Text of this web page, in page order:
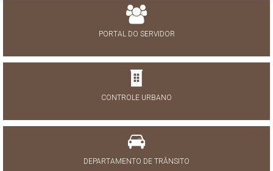
PORTAL DO SERVIDOR
CONTROLE URBANO
DEPARTAMENTO DE TRÂNSITO